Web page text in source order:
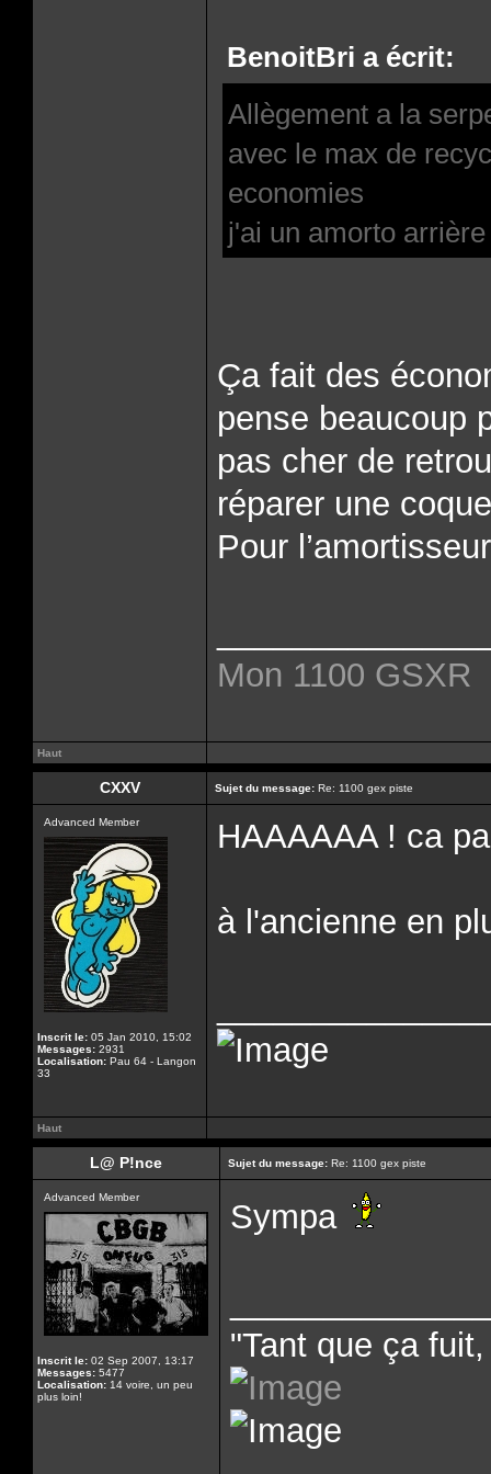
BenoitBri a écrit:
Allègement a la
avec le max de
economies
j'ai un amorto
Ça fait des
pense beaucoup
pas cher de
réparer une
Pour
Mon 1100 GSXR
Haut
CXXV Sujet du message: Re: 1100 gex piste
Advanced Member
Inscrit le: 05 Jan 2010, 15:02
Messages: 2931
Localisation: Pau 64 - Langon
33
HAAAAAA ! ca
à l'ancienne en
Haut
L@ P!nce Sujet du message: Re: 1100 gex piste
Advanced Member
Inscrit le: 02 Sep 2007, 13:17
Messages: 5477
Localisation: 14 voire, un peu
plus loin!
Sympa
"Tant que ça